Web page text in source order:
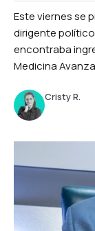
Este viernes se
dirigente
encontraba
Medicina
Cristy R.